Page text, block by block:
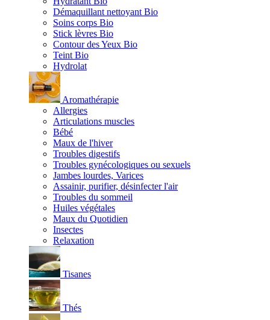
Démaquillant nettoyant Bio
Soins corps Bio
Stick lèvres Bio
Contour des Yeux Bio
Teint Bio
Hydrolat
Aromathérapie
Allergies
Articulations muscles
Bébé
Maux de l'hiver
Troubles digestifs
Troubles gynécologiques ou sexuels
Jambes lourdes, Varices
Assainir, purifier, désinfecter l'air
Troubles du sommeil
Huiles végétales
Maux du Quotidien
Insectes
Relaxation
Tisanes
Thés